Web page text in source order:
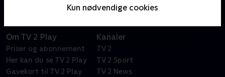
Kun nødvendige cookies
Om TV 2 Play
Priser og abonnement
Her kan du se TV 2 Play
Gavekort til TV 2 Play
Kanaler
TV 2
TV 2 Sport
TV 2 News